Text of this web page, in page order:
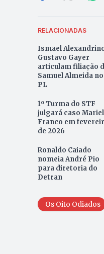
RELACIONADAS
Ismael
Gustavo Gayer
articulam filiação
Samuel Almeida no
PL
1º Turma do STF
julgará caso
Franco em
de 2026
Ronaldo Caiado
nomeia André Pio
para diretoria do
Detran
Os Oito Odiados